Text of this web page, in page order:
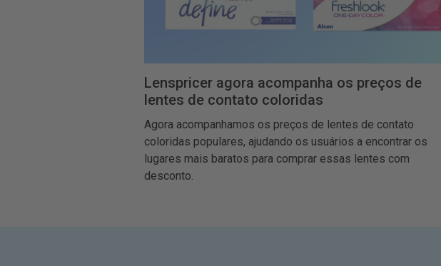
Lenspricer agora acompanha os preços de
lentes de contato coloridas
Agora acompanhamos os preços de lentes de contato
coloridas populares, ajudando os usuários a encontrar os
lugares mais baratos para comprar essas lentes com
desconto.